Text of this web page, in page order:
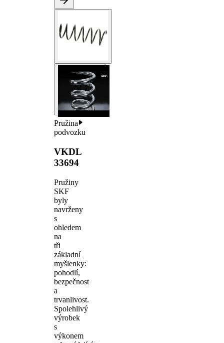
Pružina
podvozku
VKDL
33694
Pružiny
SKF
byly
navrženy
s
ohledem
na
tři
základní
myšlenky:
pohodlí,
bezpečnost
a
trvanlivost.
Spolehlivý
výrobek
s
výkonem